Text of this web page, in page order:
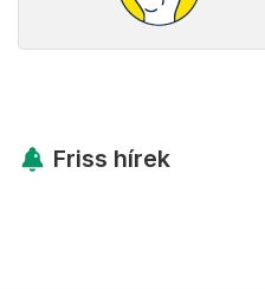
Friss hírek